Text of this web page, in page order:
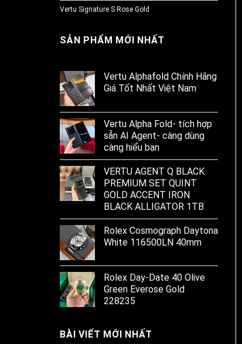
Vertu Signature S Rose Gold
SẢN PHẨM MỚI NHẤT
Vertu Alphafold Chính Hãng
Giá Tốt Nhất Việt Nam
Vertu Alpha Fold- tích hợp
sẵn AI Agent- càng dùng
càng hiểu bạn
VERTU AGENT Q BLACK
PREMIUM SET QUINT
GOLD ACCENT IRON
BLACK ALLIGATOR 1TB
Rolex Cosmograph Daytona
White 116500LN 40mm
Rolex Day-Date 40 Olive
Green Everose Gold
228235
BÀI VIẾT MỚI NHẤT